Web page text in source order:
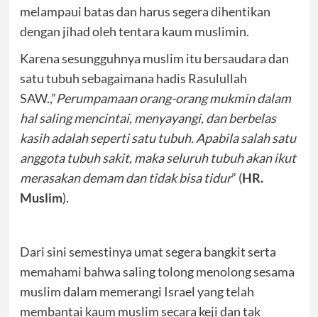
melampaui batas dan harus segera dihentikan
dengan jihad oleh tentara kaum muslimin.
Karena sesungguhnya muslim itu bersaudara dan
satu tubuh sebagaimana hadis Rasulullah
SAW.,”Perumpamaan orang-orang mukmin dalam
hal saling mencintai, menyayangi, dan berbelas
kasih adalah seperti satu tubuh. Apabila salah satu
anggota tubuh sakit, maka seluruh tubuh akan ikut
merasakan demam dan tidak bisa tidur” (HR.
Muslim).
Dari sini semestinya umat segera bangkit serta
memahami bahwa saling tolong menolong sesama
muslim dalam memerangi Israel yang telah
membantai kaum muslim secara keji dan tak